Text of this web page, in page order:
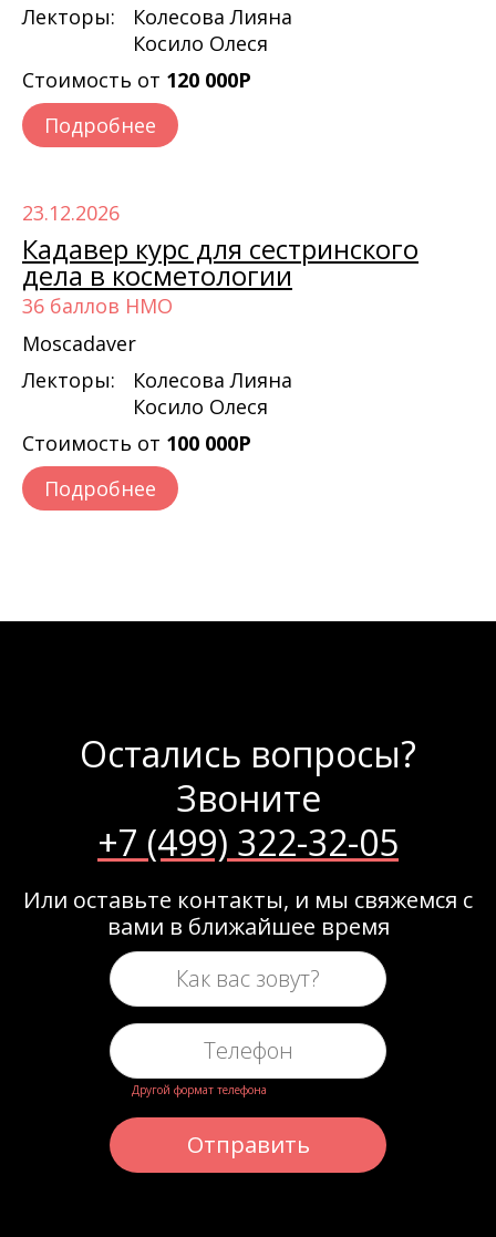
Лекторы:
Колесова Лияна
Косило Олеся
Стоимость от 120 000Р
Подробнее
23.12.2026
Кадавер курс для сестринского
дела в косметологии
36 баллов НМО
Moscadaver
Лекторы:
Колесова Лияна
Косило Олеся
Стоимость от 100 000Р
Подробнее
Остались вопросы?
Звоните
+7 (499) 322-32-05
Или оставьте контакты, и мы свяжемся с
вами в ближайшее время
Другой формат телефона
Отправить